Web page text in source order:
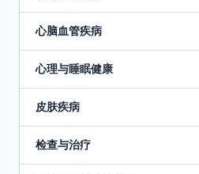
心脑血管疾病
心理与睡眠健康
皮肤疾病
检查与治疗